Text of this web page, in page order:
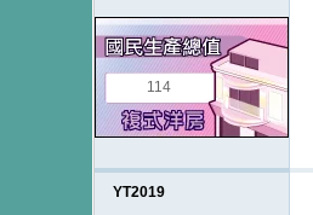
114
YT2019